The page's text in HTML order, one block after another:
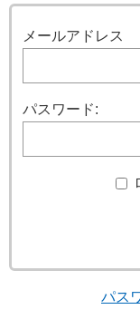
メールアドレス
パスワード:
パス